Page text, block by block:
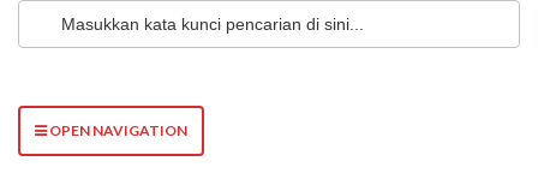
OPEN NAVIGATION